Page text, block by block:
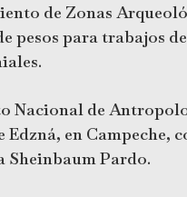
de Zonas
pesos para trabajos
de
en Campeche,
Pardo.